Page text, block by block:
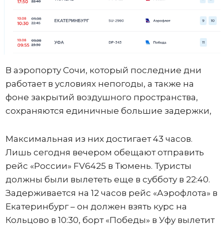
В аэропорту Сочи, который последние дни
работает в условиях непогоды, а также на
фоне закрытий воздушного пространства,
сохраняются единичные большие задержки,
Максимальная из них достигает 43 часов.
Лишь сегодня вечером обещают отправить
рейс «России» FV6425 в Тюмень. Туристы
должны были вылететь еще в субботу в 22:40.
Задерживается на 12 часов рейс «Аэрофлота» в
Екатеринбург – он должен взять курс на
Кольцово в 10:30, борт «Победы» в Уфу вылетит